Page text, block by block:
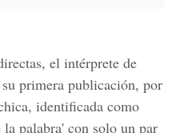
el intérprete de
primera publicación, por
identificada como
palabra' con solo un par